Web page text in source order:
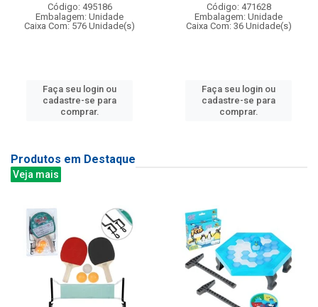
Código: 495186
Embalagem: Unidade
Caixa Com: 576 Unidade(s)
Faça seu login ou
cadastre-se para
comprar.
Código: 471628
Embalagem: Unidade
Caixa Com: 36 Unidade(s)
Faça seu login ou
cadastre-se para
comprar.
Produtos em Destaque
Veja mais